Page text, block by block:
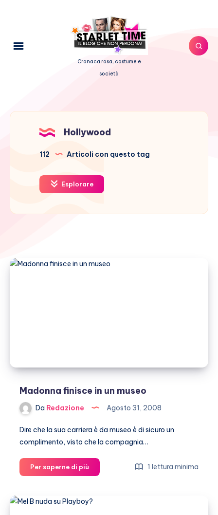
Cronaca rosa, costume e
società
Hollywood
112 Articoli con questo tag
Esplorare
Madonna finisce in un museo
Da Redazione Agosto 31, 2008
Dire che la sua carriera è da museo è di sicuro un
complimento, visto che la compagnia…
Per saperne di più
finisce
un
1 lettura minima